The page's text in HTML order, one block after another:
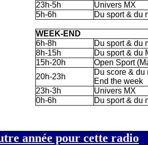
23h-5h
Univers MX
5h-6h
Du sport & du
WEEK-END
6h-8h
Du sport & du
8h-15h
Du sport & du
15h-20h
Open Sport
20h-23h
Du score & du
End the week
23h-3h
Univers MX
0h-6h
Du sport & du
année pour cette radio